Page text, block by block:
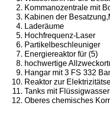
Kommanozentrale mit
Kabinen der
Laderäume
Hochfrequenz-Laser
Partikelbeschleuniger
Energiereaktor für (5)
hochwertige
Hangar mit 3 FS 332
Reaktor zur
Tanks mit
Oberes chemisches